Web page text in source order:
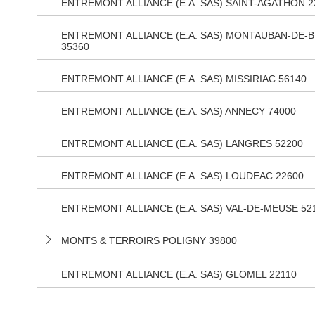
ENTREMONT ALLIANCE (E.A. SAS) SAINT-AGATHON
ENTREMONT ALLIANCE (E.A. SAS) MONTAUBAN-DE-
35360
ENTREMONT ALLIANCE (E.A. SAS) MISSIRIAC 56140
ENTREMONT ALLIANCE (E.A. SAS) ANNECY 74000
ENTREMONT ALLIANCE (E.A. SAS) LANGRES 52200
ENTREMONT ALLIANCE (E.A. SAS) LOUDEAC 22600
ENTREMONT ALLIANCE (E.A. SAS) VAL-DE-MEUSE
MONTS & TERROIRS POLIGNY 39800
ENTREMONT ALLIANCE (E.A. SAS) GLOMEL 22110